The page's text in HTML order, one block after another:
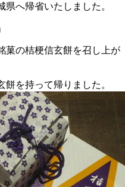
へ帰省いたしました。
菓の桔梗信玄餅を召し上が
を持って帰りました。